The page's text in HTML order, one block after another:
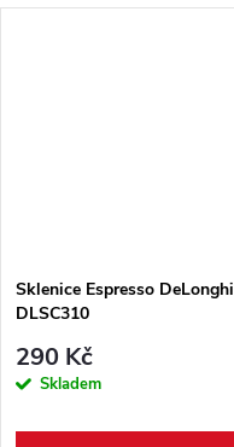
Sklenice Espresso DeLonghi
DLSC310
290 Kč
Skladem